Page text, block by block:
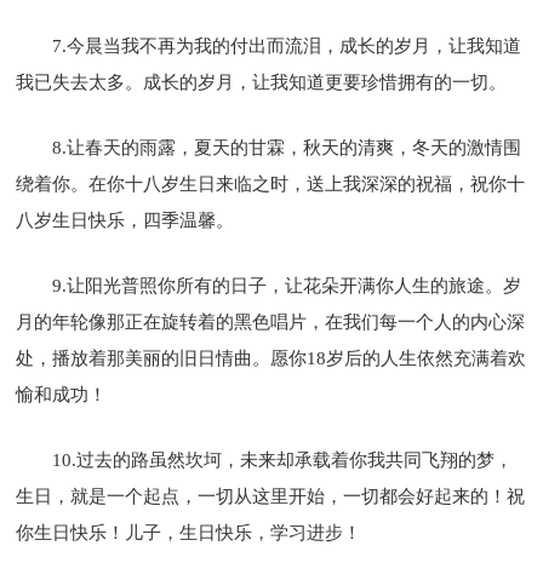
7.今晨当我不再为我的付出而流泪，成长的岁月，让我知道
我已失去太多。成长的岁月，让我知道更要珍惜拥有的一切。
8.让春天的雨露，夏天的甘霖，秋天的清爽，冬天的激情围
绕着你。在你十八岁生日来临之时，送上我深深的祝福，祝你十
八岁生日快乐，四季温馨。
9.让阳光普照你所有的日子，让花朵开满你人生的旅途。岁
月的年轮像那正在旋转着的黑色唱片，在我们每一个人的内心深
处，播放着那美丽的旧日情曲。愿你18岁后的人生依然充满着欢
愉和成功！
10.过去的路虽然坎坷，未来却承载着你我共同飞翔的梦，
生日，就是一个起点，一切从这里开始，一切都会好起来的！祝
你生日快乐！儿子，生日快乐，学习进步！